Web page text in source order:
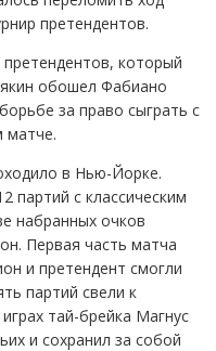
претендентов.
который
обошел Фабиано
за право сыграть с
матче.
в Нью-Йорке.
партий с классическим
набранных очков
Первая часть матча
и претендент смогли
партий свели к
тай-брейка Магнус
и сохранил за собой